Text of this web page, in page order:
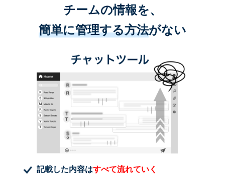
チームの情報を、
簡単に管理する方法がない
記載した内容はすべて流れていく